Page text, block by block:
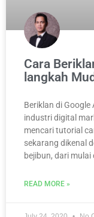
Cara
langkah
Beriklan di
industri digital
mencari tutorial
sekarang dikenal
bejibun, dari mulai
READ MORE »